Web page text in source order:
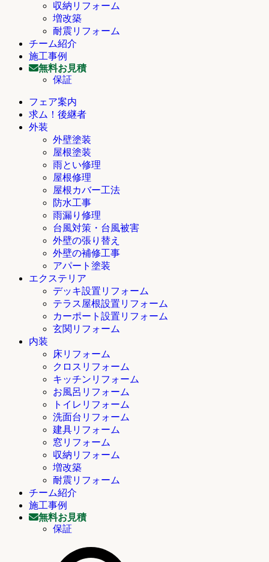
収納リフォーム
増改築
耐震リフォーム
チーム紹介
施工事例
無料お見積
保証
フェア案内
求ム！後継者
外装
外壁塗装
屋根塗装
雨とい修理
屋根修理
屋根カバー工法
防水工事
雨漏り修理
台風対策・台風被害
外壁の張り替え
外壁の補修工事
アパート塗装
エクステリア
デッキ設置リフォーム
テラス屋根設置リフォーム
カーポート設置リフォーム
玄関リフォーム
内装
床リフォーム
クロスリフォーム
キッチンリフォーム
お風呂リフォーム
トイレリフォーム
洗面台リフォーム
建具リフォーム
窓リフォーム
収納リフォーム
増改築
耐震リフォーム
チーム紹介
施工事例
無料お見積
保証